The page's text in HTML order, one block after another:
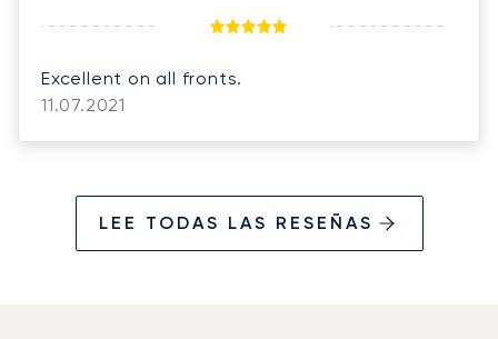
Excellent on all fronts.
11.07.2021
LEE TODAS LAS RESEÑAS